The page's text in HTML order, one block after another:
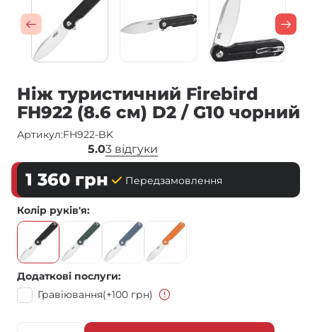
Ніж туристичний Firebird
FH922 (8.6 см) D2 / G10 чорний
Артикул:FH922-BK
5.03 відгуки
1 360 грн Передзамовлення
Колір руків'я
Додаткові послуги
Гравіювання(+100 грн)